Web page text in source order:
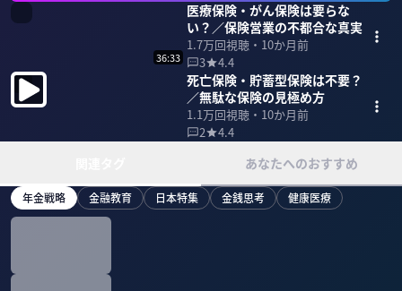
医療保険・がん保険は要らな
い？／保険営業の不都合な真実
1.7万回視聴・ 10か月前
3
4.4
36:33
死亡保険・貯蓄型保険は不要？
／無駄な保険の見極め方
1.1万回視聴・ 10か月前
2
4.4
あなたへのおすすめ
年金戦略 金融教育 日本特集 金銭思考 健康医療